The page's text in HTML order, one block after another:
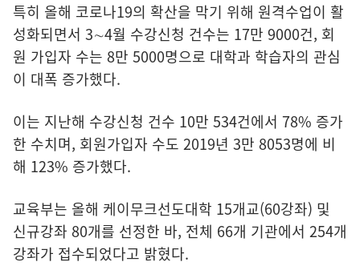
특히 올해 코로나19의 확산을 막기 위해 원격수업이 활
성화되면서 3∼4월 수강신청 건수는 17만 9000건, 회
원 가입자 수는 8만 5000명으로 대학과 학습자의 관심
이 대폭 증가했다.
이는 지난해 수강신청 건수 10만 534건에서 78% 증가
한 수치며, 회원가입자 수도 2019년 3만 8053명에 비
해 123% 증가했다.
교육부는 올해 케이무크선도대학 15개교(60강좌) 및
신규강좌 80개를 선정한 바, 전체 66개 기관에서 254개
강좌가 접수되었다고 밝혔다.